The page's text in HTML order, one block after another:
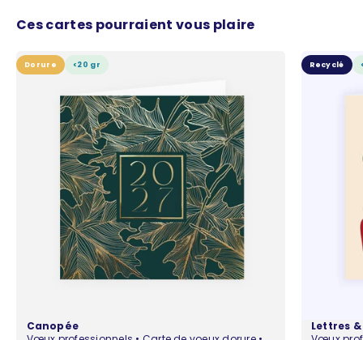
Ces cartes pourraient vous plaire
Dorure <20 gr
Canopée
Recyclé
Lettres